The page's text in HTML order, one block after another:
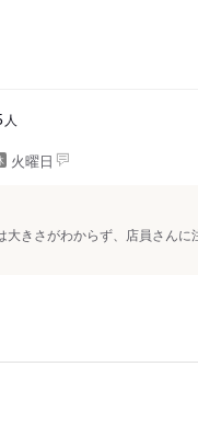
人
火曜日
きさがわからず、店員さんに